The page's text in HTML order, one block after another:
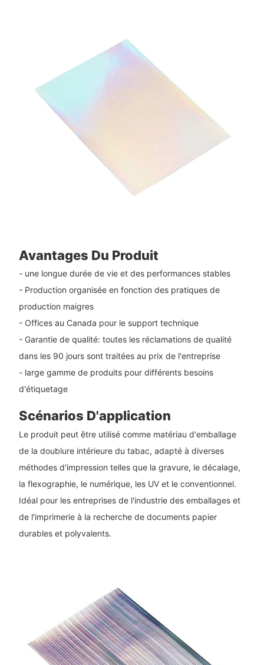
Avantages Du Produit
- une longue durée de vie et des performances stables
- Production organisée en fonction des pratiques de
production maigres
- Offices au Canada pour le support technique
- Garantie de qualité: toutes les réclamations de qualité
dans les 90 jours sont traitées au prix de l'entreprise
- large gamme de produits pour différents besoins
d'étiquetage
Scénarios D'application
Le produit peut être utilisé comme matériau d'emballage
de la doublure intérieure du tabac, adapté à diverses
méthodes d'impression telles que la gravure, le décalage,
la flexographie, le numérique, les UV et le conventionnel.
Idéal pour les entreprises de l'industrie des emballages et
de l'imprimerie à la recherche de documents papier
durables et polyvalents.